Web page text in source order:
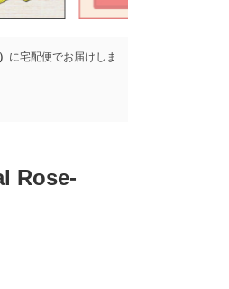
に宅配便でお届けしま
Rose-